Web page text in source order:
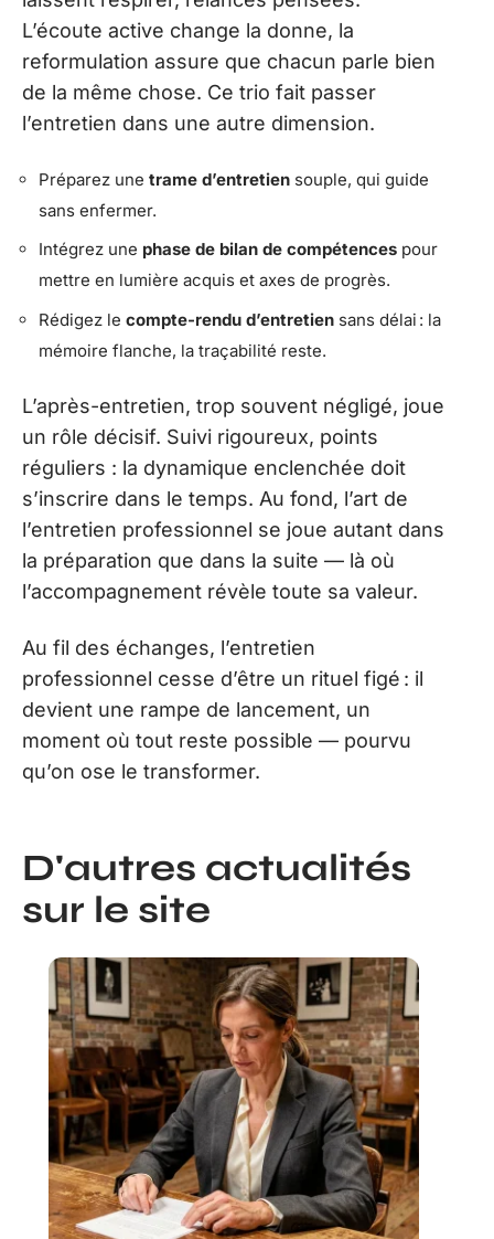
L’écoute active change la donne, la
reformulation assure que chacun parle bien
de la même chose. Ce trio fait passer
l’entretien dans une autre dimension.
Préparez une trame d’entretien souple, qui guide
sans enfermer.
Intégrez une phase de bilan de compétences pour
mettre en lumière acquis et axes de progrès.
Rédigez le compte-rendu d’entretien sans délai : la
mémoire flanche, la traçabilité reste.
L’après-entretien, trop souvent négligé, joue
un rôle décisif. Suivi rigoureux, points
réguliers : la dynamique enclenchée doit
s’inscrire dans le temps. Au fond, l’art de
l’entretien professionnel se joue autant dans
la préparation que dans la suite — là où
l’accompagnement révèle toute sa valeur.
Au fil des échanges, l’entretien
professionnel cesse d’être un rituel figé : il
devient une rampe de lancement, un
moment où tout reste possible — pourvu
qu’on ose le transformer.
D'autres actualités
sur le site